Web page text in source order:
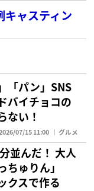
キャスティン
「パン」SNS
バイチョコの
ない！
07/15 11:00 グルメ
並んだ！ 大人
ちゅりん」
クスで作る